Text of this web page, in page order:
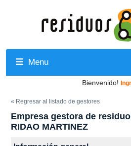
Menu
Bienvenido!
« Regresar al listado de gestores
Empresa gestora de
RIDAO MARTINEZ